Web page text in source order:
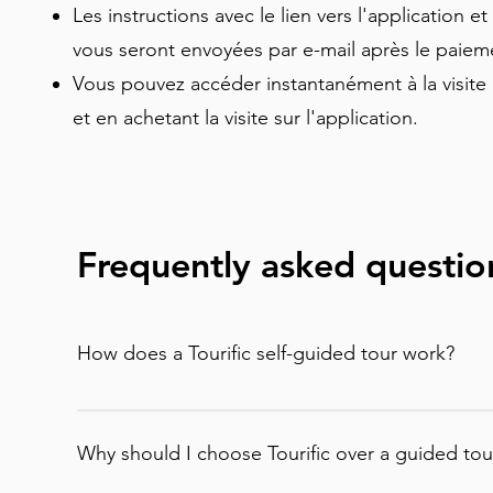
Les instructions avec le lien vers l'application
vous seront envoyées par e-mail après le
Vous pouvez accéder instantanément à la
et en achetant la visite sur l'application.
Frequently asked
How does a Tourific self-guided tour work?
smartphone.When you arrive at the
Why should I choose Tourific over a guided